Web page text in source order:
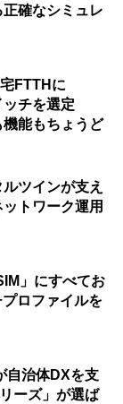
確なシミュレ
FTTHに
チを選定
機能もちょうど
ツインが支え
トワーク運用
」にすべてお
ロファイルを
自治体DXを支
ーズ」が選ば